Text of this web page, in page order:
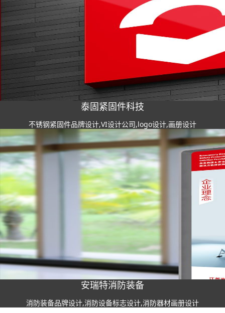
泰固紧固件科技
不锈钢紧固件品牌设计,VI设计公司,logo设计,画册设计
安瑞特消防装备
消防装备品牌设计,消防设备标志设计,消防器材画册设计